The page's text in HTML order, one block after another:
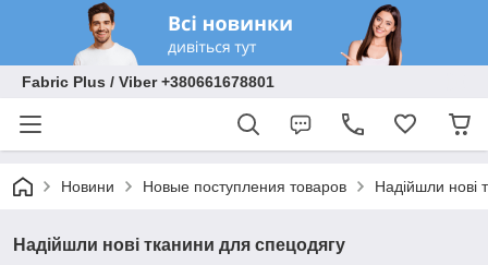
Fabric Plus / Viber +380661678801
Новини Новые поступления товаров Надійшли нові
Надійшли нові тканини для спецодягу